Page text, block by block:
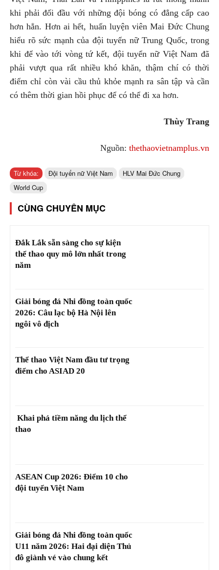
khi phải đối đầu với những đội bóng có đẳng cấp cao
hơn hẳn. Hơn ai hết, huấn luyện viên Mai Đức Chung
hiểu rõ sức mạnh của đội tuyển nữ Trung Quốc, trong
khi để vào tới vòng tứ kết, đội tuyển nữ Việt Nam đã
phải vượt qua rất nhiều khó khăn, thậm chí có thời
điểm chỉ còn vài cầu thủ khỏe mạnh ra sân tập và cần
có thêm thời gian hồi phục để có thể đi xa hơn.
Thùy Trang
Nguồn: thethaovietnamplus.vn
Từ khóa: Đội tuyển nữ Việt Nam
HLV Mai Đức Chung
World Cup
CÙNG CHUYÊN MỤC
Đắk Lắk sẵn sàng cho sự kiện
thể thao quy mô lớn nhất trong
năm
Giải bóng đá Nhi đồng toàn quốc
2026: Câu lạc bộ Hà Nội lên
ngôi vô địch
Thể thao Việt Nam đầu tư trọng
điểm cho ASIAD 20
Khai phá tiềm năng du lịch thể
thao
ASEAN Cup 2026: Điểm 10 cho
đội tuyển Việt Nam
Giải bóng đá Nhi đồng toàn quốc
U11 năm 2026: Hai đại diện Thủ
đô giành vé vào chung kết